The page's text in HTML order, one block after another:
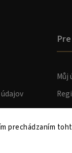
prechádzaním
Můj